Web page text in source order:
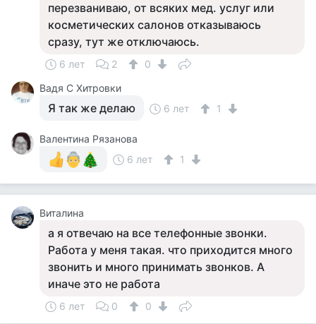
перезваниваю, от всяких мед. услуг или
косметических салонов отказываюсь
сразу, тут же отключаюсь.
6 лет 2
0
Вадя С Хитровки
Я так же делаю 6 лет 1
Валентина Рязанова
6 лет
1
Виталина
а я отвечаю на все телефонные звонки.
Работа у меня такая. что приходится много
звонить и много принимать звонков. А
иначе это не работа
6 лет 0 0